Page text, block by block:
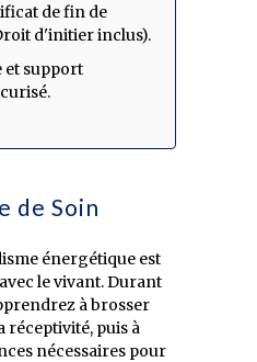
de fin de
d'initier inclus).
et support
de Soin
énergétique est
le vivant. Durant
à brosser
réceptivité, puis à
nécessaires pour